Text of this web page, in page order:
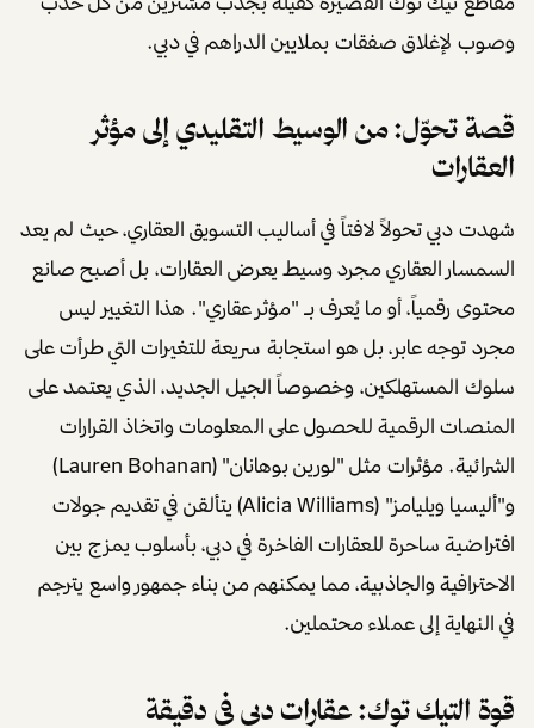
وصوب لإغلاق صفقات بملايين الدراهم في دبي.
قصة تحوّل: من الوسيط التقليدي إلى مؤثر
العقارات
شهدت دبي تحولاً لافتاً في أساليب التسويق العقاري، حيث لم يعد
السمسار العقاري مجرد وسيط يعرض العقارات، بل أصبح صانع
محتوى رقمياً، أو ما يُعرف بـ "مؤثر عقاري". هذا التغيير ليس
مجرد توجه عابر، بل هو استجابة سريعة للتغيرات التي طرأت على
سلوك المستهلكين، وخصوصاً الجيل الجديد، الذي يعتمد على
المنصات الرقمية للحصول على المعلومات واتخاذ القرارات
الشرائية. مؤثرات مثل "لورين بوهانان" (Lauren Bohanan)
و"أليسيا ويليامز" (Alicia Williams) يتألقن في تقديم جولات
افتراضية ساحرة للعقارات الفاخرة في دبي، بأسلوب يمزج بين
الاحترافية والجاذبية، مما يمكنهم من بناء جمهور واسع يترجم
في النهاية إلى عملاء محتملين.
قوة التيك توك: عقارات دبي في دقيقة